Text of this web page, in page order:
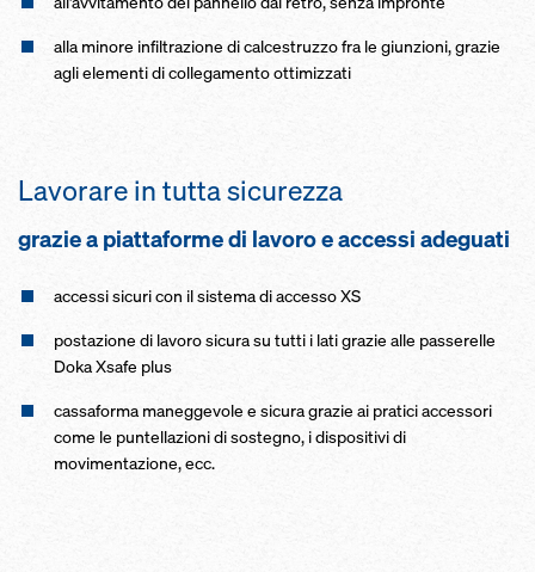
alla minore infiltrazione di calcestruzzo fra le giunzioni, grazie
agli elementi di collegamento ottimizzati
Lavorare in tutta sicurezza
grazie a piattaforme di lavoro e accessi adeguati
accessi sicuri con il sistema di accesso XS
postazione di lavoro sicura su tutti i lati grazie alle passerelle
Doka Xsafe plus
cassaforma maneggevole e sicura grazie ai pratici accessori
come le puntellazioni di sostegno, i dispositivi di
movimentazione, ecc.